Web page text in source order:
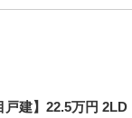
建】22.5万円 2LD